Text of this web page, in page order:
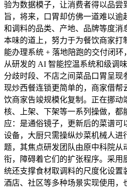
验为数据模子，让消费者得以品尝
旨，将来，口胃却仿佛一道难以
和调料的品类、产地、品牌等度消
本味的道上，努力于为餐饮商家打
能办理系统 + 落地陪跑的交付闭环
从研发的 AI 智能控温系统和级调
分歧时段、不店之间菜品口胃呈现
现炒西餐连锁更简单的，商家借帮
饮商家告竣规模化复制。正在挪动
核、上架、下架等一系列操做，都
应：是通俗镜子，更新后的菜谱可
设备，大厨只需操纵炒菜机械人进
题，其焦点研发团队由原中科院从
衔，障碍着它们的扩张程序。采用
统还支撑食材取调料的尺度化设置
酒店、社区等多种场景实现使用，